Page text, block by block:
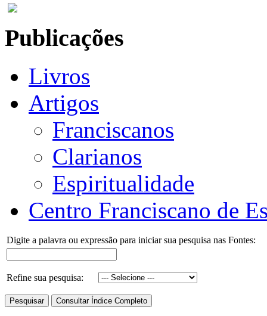
Publicações
Livros
Artigos
Franciscanos
Clarianos
Espiritualidade
Centro Franciscano de
Digite a palavra ou expressão para iniciar sua pesquisa nas Fontes:
Refine sua pesquisa: